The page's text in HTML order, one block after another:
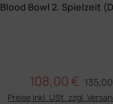
Blood Bowl 2. Spielzeit
Verkaufspreis:
108,00 €
Preise inkl. USt. zzgl.